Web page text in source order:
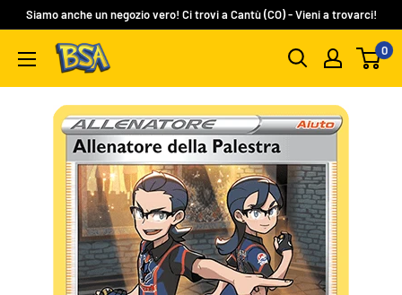
contenuto
Siamo anche un negozio vero! Ci trovi a Cantù (CO) - Vieni a trovarci!
BSA
Carte
Collezionabili
0